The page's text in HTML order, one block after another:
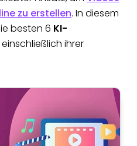
zu erstellen. In diesem
besten 6 KI-
ihrer